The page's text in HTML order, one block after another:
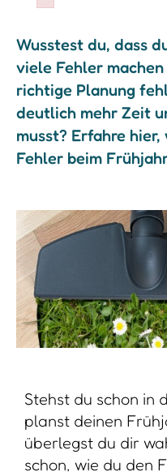
Wusstest du, dass
viele Fehler
richtige Planung
deutlich mehr Zeit
musst? Erfahre
Fehler beim
Stehst du schon in
planst deinen
überlegst du dir
schon, wie du den
Failed to initialize